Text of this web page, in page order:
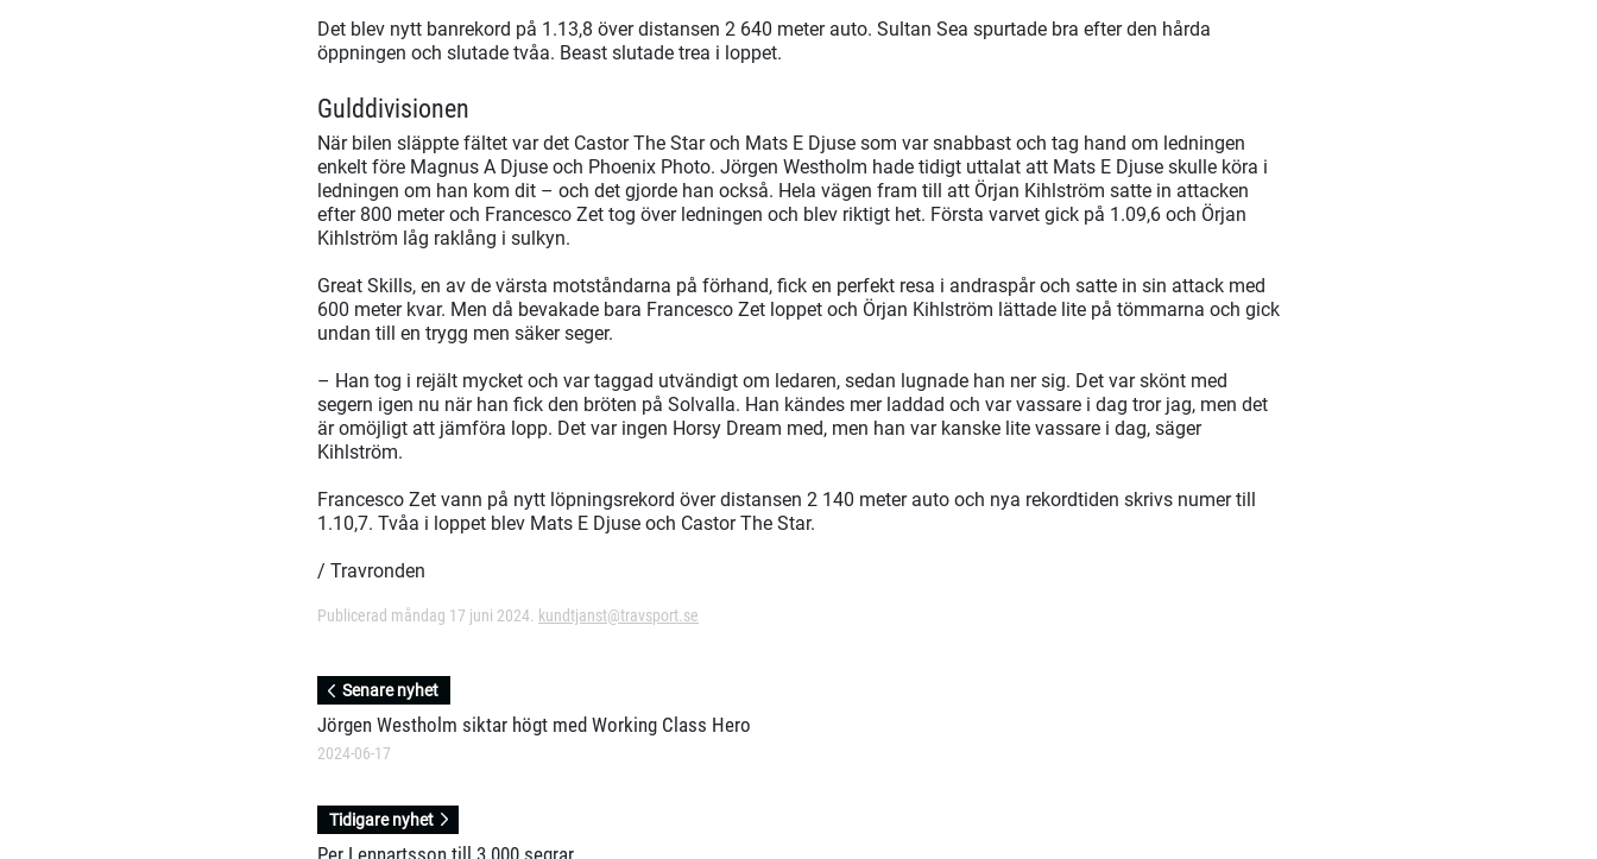
Det blev nytt banrekord på 1.13,8 över distansen 2 640 meter auto. Sultan Sea spurtade bra efter den hårda
öppningen och slutade tvåa. Beast slutade trea i loppet.
Gulddivisionen
När bilen släppte fältet var det Castor The Star och Mats E Djuse som var snabbast och tag hand om ledningen
enkelt före Magnus A Djuse och Phoenix Photo. Jörgen Westholm hade tidigt uttalat att Mats E Djuse skulle köra i
ledningen om han kom dit – och det gjorde han också. Hela vägen fram till att Örjan Kihlström satte in attacken
efter 800 meter och Francesco Zet tog över ledningen och blev riktigt het. Första varvet gick på 1.09,6 och Örjan
Kihlström låg raklång i sulkyn.
Great Skills, en av de värsta motståndarna på förhand, fick en perfekt resa i andraspår och satte in sin attack med
600 meter kvar. Men då bevakade bara Francesco Zet loppet och Örjan Kihlström lättade lite på tömmarna och gick
undan till en trygg men säker seger.
– Han tog i rejält mycket och var taggad utvändigt om ledaren, sedan lugnade han ner sig. Det var skönt med
segern igen nu när han fick den bröten på Solvalla. Han kändes mer laddad och var vassare i dag tror jag, men det
är omöjligt att jämföra lopp. Det var ingen Horsy Dream med, men han var kanske lite vassare i dag, säger
Kihlström.
Francesco Zet vann på nytt löpningsrekord över distansen 2 140 meter auto och nya rekordtiden skrivs numer till
1.10,7. Tvåa i loppet blev Mats E Djuse och Castor The Star.
/ Travronden
Publicerad måndag 17 juni 2024. kundtjanst@travsport.se
Senare nyhet
Jörgen Westholm siktar högt med Working Class Hero
2024-06-17
Tidigare nyhet
Per Lennartsson till 3 000 segrar